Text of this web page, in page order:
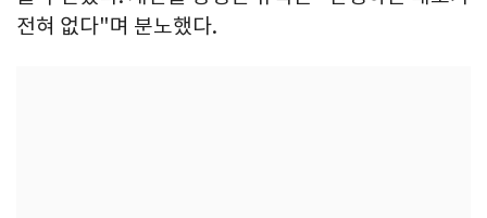
전혀 없다"며 분노했다.